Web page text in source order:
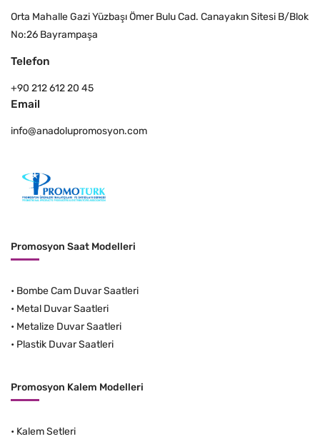
Orta Mahalle Gazi Yüzbaşı Ömer Bulu Cad. Canayakın Sitesi B/Blok
No:26 Bayrampaşa
Telefon
+90 212 612 20 45
Email
info@anadolupromosyon.com
Promosyon Saat Modelleri
• Bombe Cam Duvar Saatleri
• Metal Duvar Saatleri
• Metalize Duvar Saatleri
• Plastik Duvar Saatleri
Promosyon Kalem Modelleri
• Kalem Setleri